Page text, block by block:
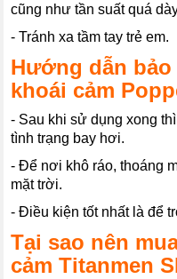
cũng như tần suất quá
- Tránh xa tầm tay trẻ em.
Hướng dẫn
khoái cảm
- Sau khi sử dụng xong
tình trạng bay hơi.
- Để nơi khô ráo, thoáng
mặt trời.
- Điều kiện tốt nhất là để
Tại sao nên
cảm Titanmen